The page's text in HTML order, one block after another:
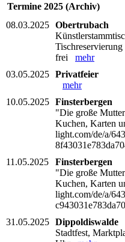
Termine 2025 (Archiv)
08.03.2025 Obertrubach
frei mehr
03.05.2025 Privatfeier
mehr
10.05.2025 Finsterbergen
"Die große
Kuchen, Karten
light.com/de/a/
11.05.2025
Finsterbergen
"Die große
Kuchen, Karten
light.com/de/a/
31.05.2025 Dippoldiswalde
Stadtfest,